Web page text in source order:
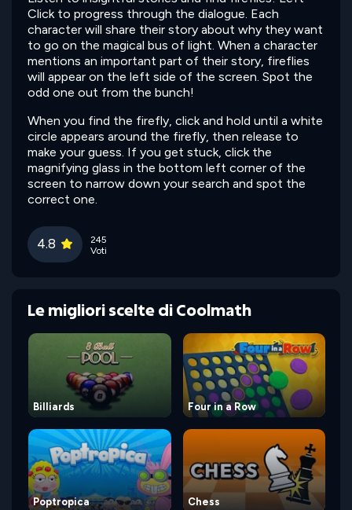
Click to progress through the dialogue. Each
character will share their story about why they want
to go on the magical bus of light. When a character
mentions an important part of their story, fireflies
will appear on the left side of the screen. Spot the
odd one out from the bunch!
When you find the firefly, click and hold until a white
circle appears around the firefly, then release to
make your guess. If you get stuck, click the
magnifying glass in the bottom left corner of the
screen to narrow down your search and spot the
correct one.
4.8
245
Voti
Le migliori scelte di Coolmath
Billiards Four in a Row
Poptropica Chess